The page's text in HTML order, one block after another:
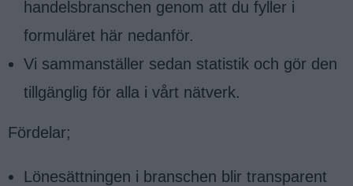
handelsbranschen genom att du fyller i
formuläret här nedanför.
Vi sammanställer sedan statistik och gör den
tillgänglig för alla i vårt nätverk.
Fördelar;
Lönesättningen i branschen blir transparent